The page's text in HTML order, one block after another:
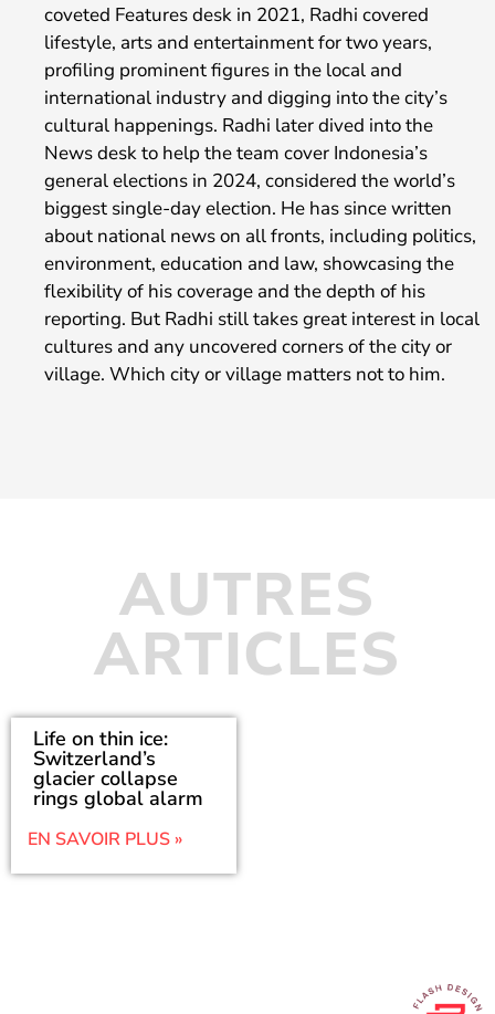
coveted Features desk in 2021, Radhi covered
lifestyle, arts and entertainment for two years,
profiling prominent figures in the local and
international industry and digging into the city’s
cultural happenings. Radhi later dived into the
News desk to help the team cover Indonesia’s
general elections in 2024, considered the world’s
biggest single-day election. He has since written
about national news on all fronts, including politics,
environment, education and law, showcasing the
flexibility of his coverage and the depth of his
reporting. But Radhi still takes great interest in local
cultures and any uncovered corners of the city or
village. Which city or village matters not to him.
AUTRES
ARTICLES
Life on thin ice:
Switzerland’s
glacier collapse
rings global alarm
EN SAVOIR PLUS »